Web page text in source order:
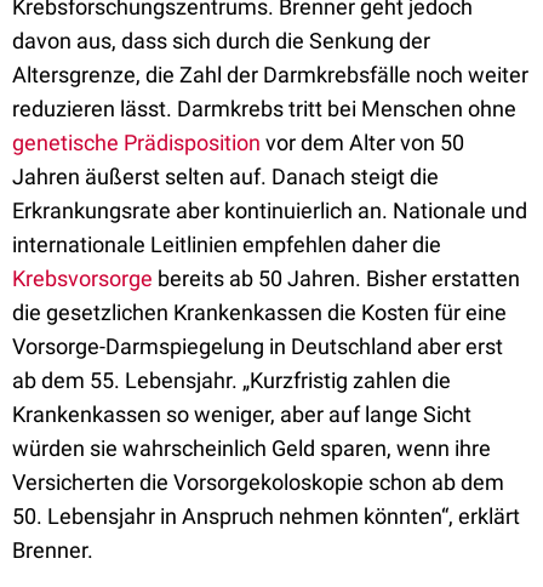
Krebsforschungszentrums. Brenner geht jedoch
davon aus, dass sich durch die Senkung der
Altersgrenze, die Zahl der Darmkrebsfälle noch weiter
reduzieren lässt. Darmkrebs tritt bei Menschen ohne
genetische Prädisposition vor dem Alter von 50
Jahren äußerst selten auf. Danach steigt die
Erkrankungsrate aber kontinuierlich an. Nationale und
internationale Leitlinien empfehlen daher die
Krebsvorsorge bereits ab 50 Jahren. Bisher erstatten
die gesetzlichen Krankenkassen die Kosten für eine
Vorsorge-Darmspiegelung in Deutschland aber erst
ab dem 55. Lebensjahr. „Kurzfristig zahlen die
Krankenkassen so weniger, aber auf lange Sicht
würden sie wahrscheinlich Geld sparen, wenn ihre
Versicherten die Vorsorgekoloskopie schon ab dem
50. Lebensjahr in Anspruch nehmen könnten“, erklärt
Brenner.